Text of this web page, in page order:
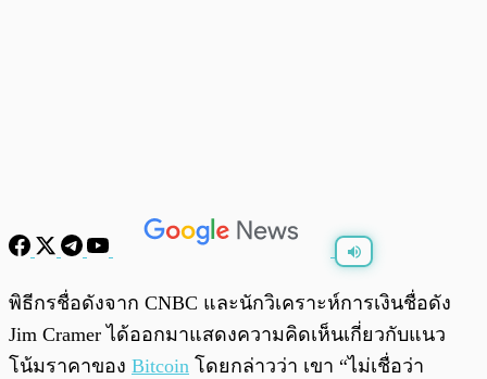
พร้อมเล่น 0:00 /0:00
พิธีกรชื่อดังจาก CNBC และนักวิเคราะห์การเงินชื่อดัง
Jim Cramer ได้ออกมาแสดงความคิดเห็นเกี่ยวกับแนว
โน้มราคาของ Bitcoin โดยกล่าวว่า เขา “ไม่เชื่อว่า